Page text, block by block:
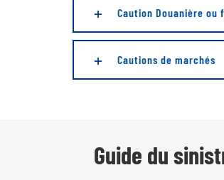
Caution Douanière ou
Cautions de marchés
Guide du